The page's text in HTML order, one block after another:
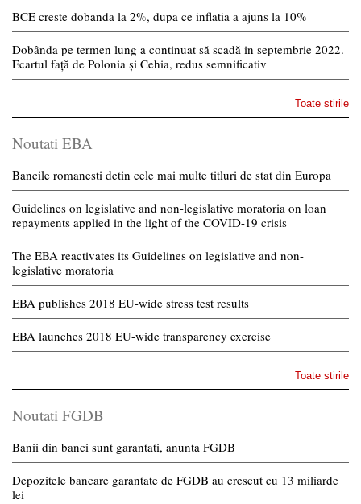
BCE creste dobanda la 2%, dupa ce inflatia a ajuns la 10%
Dobânda pe termen lung a continuat să scadă in septembrie 2022.
Ecartul față de Polonia și Cehia, redus semnificativ
Toate stirile
Noutati EBA
Bancile romanesti detin cele mai multe titluri de stat din Europa
Guidelines on legislative and non-legislative moratoria on loan
repayments applied in the light of the COVID-19 crisis
The EBA reactivates its Guidelines on legislative and non-
legislative moratoria
EBA publishes 2018 EU-wide stress test results
EBA launches 2018 EU-wide transparency exercise
Toate stirile
Noutati FGDB
Banii din banci sunt garantati, anunta FGDB
Depozitele bancare garantate de FGDB au crescut cu 13 miliarde
lei